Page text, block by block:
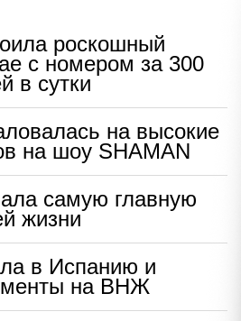
роскошный
с номером за 300
в сутки
на высокие
на шоу SHAMAN
самую главную
жизни
в Испанию и
на ВНЖ